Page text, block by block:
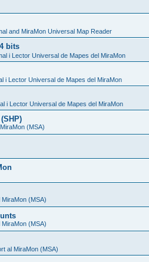
and MiraMon Universal Map Reader
bits
i Lector Universal de Mapes del MiraMon
i Lector Universal de Mapes del MiraMon
i Lector Universal de Mapes del MiraMon
(MSA)
(MSA)
(MSA)
al MiraMon (MSA)